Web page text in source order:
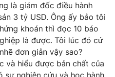
là giám đốc điều hành
3 tỷ USD. Ông ấy bảo tôi
khoán thì đọc 10 báo
là được. Tôi lúc đó cứ
đơn giản vậy sao?
và hiểu được bản chất của
nghiên cứu và học hành